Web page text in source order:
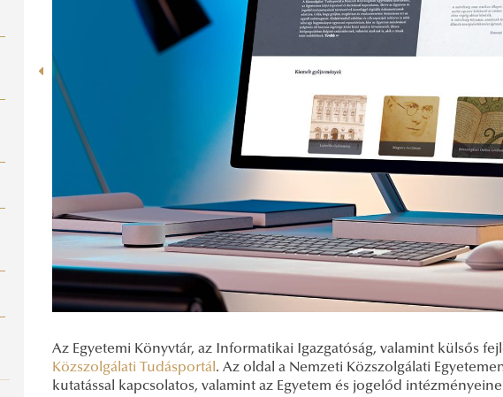
Az Egyetemi Könyvtár, az Informatikai Igazgatóság, valamint külsős
Közszolgálati Tudásportál . Az oldal a Nemzeti Közszolgálati
kutatással kapcsolatos, valamint az Egyetem és jogelőd